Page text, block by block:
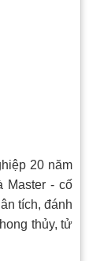
20 năm
Master - cố
tích, đánh
thủy, tử